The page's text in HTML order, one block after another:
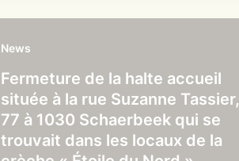
News
Fermeture de la halte accueil
située à la rue Suzanne Tassier,
77 à 1030 Schaerbeek qui se
trouvait dans les locaux de la